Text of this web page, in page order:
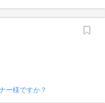
ー様ですか？